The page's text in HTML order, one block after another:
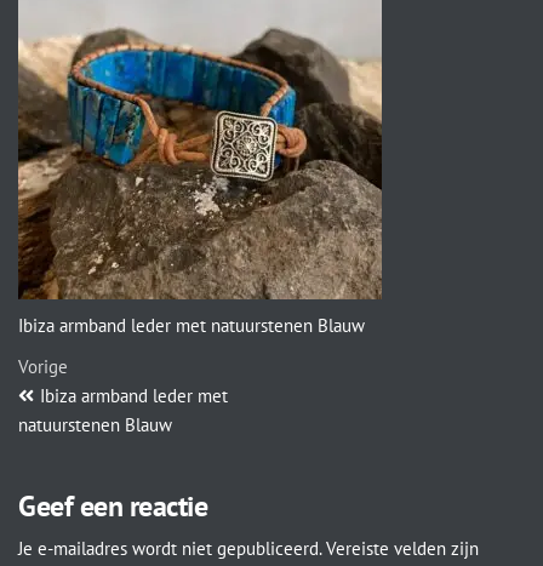
Ibiza armband leder met natuurstenen Blauw
Vorige
Ibiza armband leder met
natuurstenen Blauw
Geef een reactie
Je e-mailadres wordt niet gepubliceerd. Vereiste velden zijn